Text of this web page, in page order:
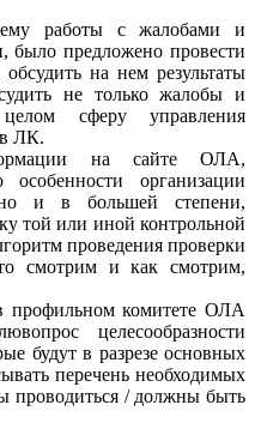
работы с жалобами и
было предложено провести
на нем результаты
не только жалобы и
сферу управления
ЛК.
на сайте ОЛА,
организации
и в большей степени,
той или иной контрольной
проведения проверки
смотрим и как смотрим,
профильном комитете ОЛА
целесообразности
будут в разрезе основных
перечень необходимых
проводиться / должны быть